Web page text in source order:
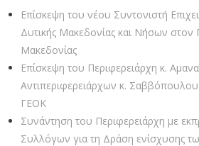
Επίσκεψη του νέου Συντονιστή
Δυτικής Μακεδονίας και Νήσων στον
Μακεδονίας
Επίσκεψη του Περιφερειάρχη κ.
Αντιπεριφερειάρχων κ.
ΓΕΟΚ
Συνάντηση του Περιφερειάρχη με
Συλλόγων για τη Δράση ενίσχυσης